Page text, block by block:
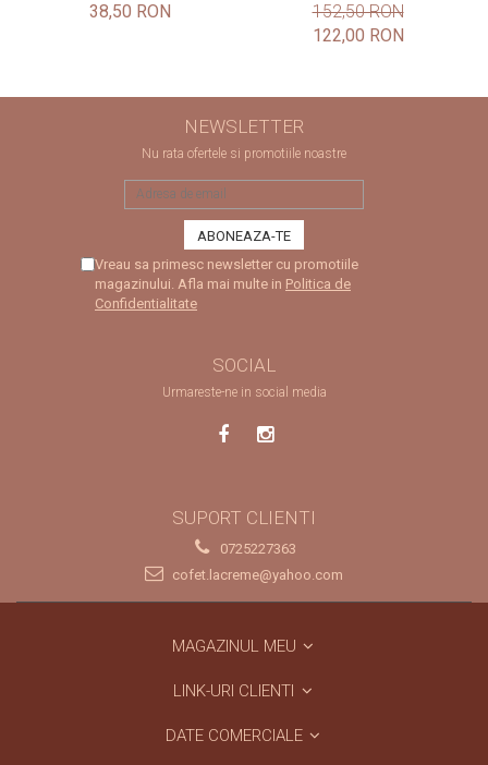
38,50 RON
152,50 RON
122,00 RON
NEWSLETTER
Nu rata ofertele si promotiile noastre
Vreau sa primesc newsletter cu promotiile
magazinului. Afla mai multe in Politica de
Confidentialitate
SOCIAL
Urmareste-ne in social media
SUPORT CLIENTI
0725227363
cofet.lacreme@yahoo.com
MAGAZINUL MEU
LINK-URI CLIENTI
DATE COMERCIALE